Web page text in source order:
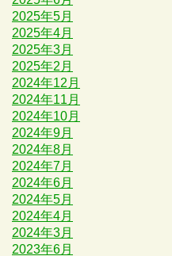
2025年5月
2025年4月
2025年3月
2025年2月
2024年12月
2024年11月
2024年10月
2024年9月
2024年8月
2024年7月
2024年6月
2024年5月
2024年4月
2024年3月
2023年6月